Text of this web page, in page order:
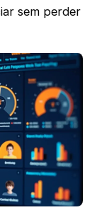
sem perder